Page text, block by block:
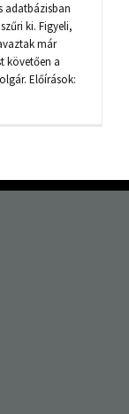
adatbázisban
ki. Figyeli,
már
követően a
Előírások: